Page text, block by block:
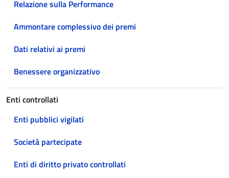
Relazione sulla Performance
Ammontare complessivo dei premi
Dati relativi ai premi
Benessere organizzativo
Enti controllati
Enti pubblici vigilati
Società partecipate
Enti di diritto privato controllati